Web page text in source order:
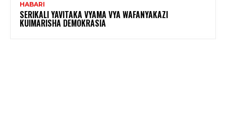
HABARI
SERIKALI YAVITAKA VYAMA VYA WAFANYAKAZI
KUIMARISHA DEMOKRASIA